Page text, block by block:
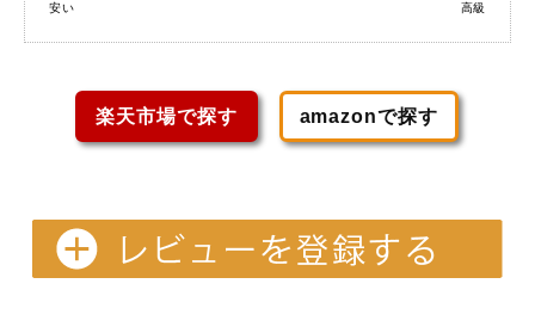
安い 高級
楽天市場で探す amazonで探す